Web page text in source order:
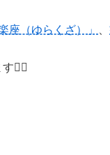
座（ゆらくざ）」 、
🙆‍♀️